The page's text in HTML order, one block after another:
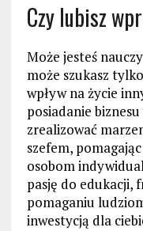
Czy lubisz
Może jesteś
może szukasz
wpływ na życie
posiadanie
zrealizować
szefem,
osobom
pasję do edukacji,
pomaganiu
inwestycją dla